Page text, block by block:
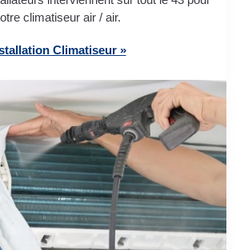
climatiseur air / air.
Climatiseur »